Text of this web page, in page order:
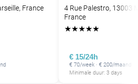
France
4 Rue Palestro, 13003
France
★★★★★
€ 15/24h
€ 70/week · € 200/maand
Minimale duur: 3 days